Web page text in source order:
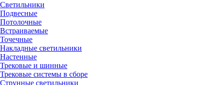
Светильники
Подвесные
Потолочные
Встраиваемые
Точечные
Накладные светильники
Настенные
Трековые и шинные
Трековые системы в сборе
Струнные светильники